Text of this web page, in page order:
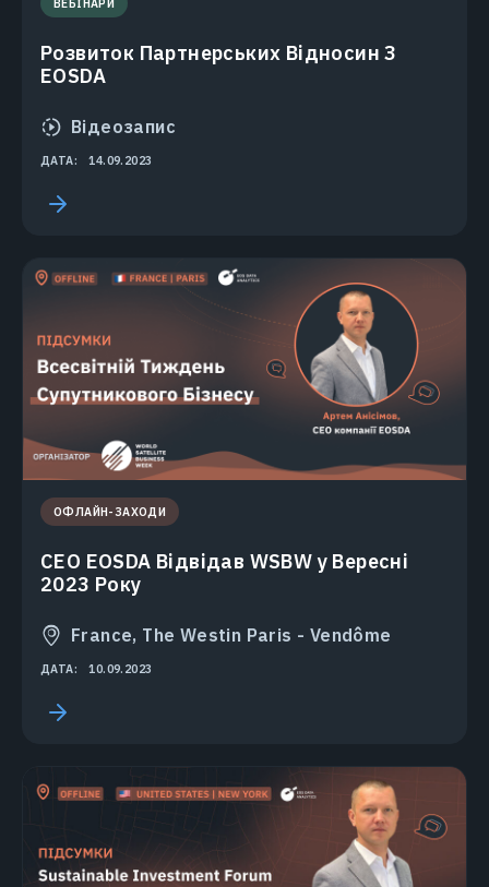
ВЕБІНАРИ
Розвиток Партнерських Відносин З
EOSDA
Відеозапис
ДАТА: 14.09.2023
ОФЛАЙН-ЗАХОДИ
CEO EOSDA Відвідав WSBW у Вересні
2023 Року
France, The Westin Paris - Vendôme
ДАТА: 10.09.2023